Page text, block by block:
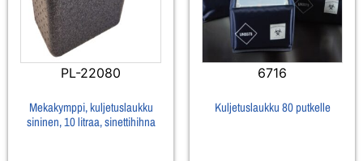
PL-22080
Mekakymppi, kuljetuslaukku
sininen, 10 litraa, sinettihihna
6716
Kuljetuslaukku 80 putkelle